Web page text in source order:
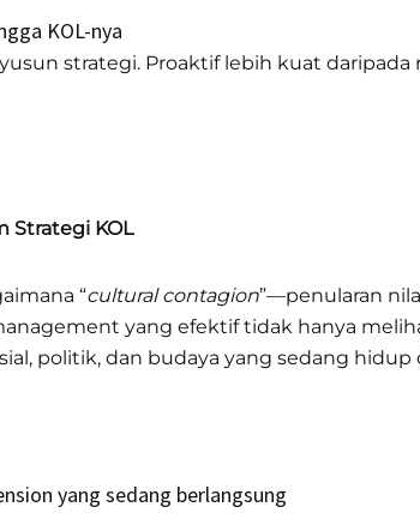
KOL-nya
strategi. Proaktif lebih kuat daripada
Strategi KOL
“cultural contagion”—penularan
yang efektif tidak hanya
politik, dan budaya yang sedang
yang sedang berlangsung